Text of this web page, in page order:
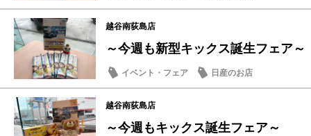
越谷南荻島店
～今週も新型キックス誕生フェア～
イベント・フェア 日産のお店
越谷南荻島店
～今週もキックス誕生フェア～